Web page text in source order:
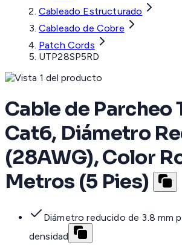
Cableado Estructurado
Cableado de Cobre
Patch Cords
UTP28SP5RD
Cable de Parcheo
Cat6, Diámetro
(28AWG), Color
Metros (5 Pies)
Diámetro reducido de 3.8 mm
densidad